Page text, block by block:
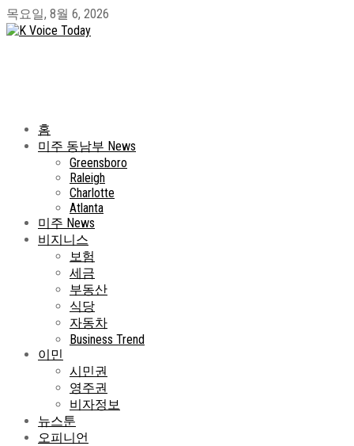
목요일, 8월 6, 2026
홈
미주 동남부 News
Greensboro
Raleigh
Charlotte
Atlanta
미주 News
비지니스
보험
세금
부동산
식당
자동차
Business Trend
이민
시민권
영주권
비자정보
뉴스툰
오피니언